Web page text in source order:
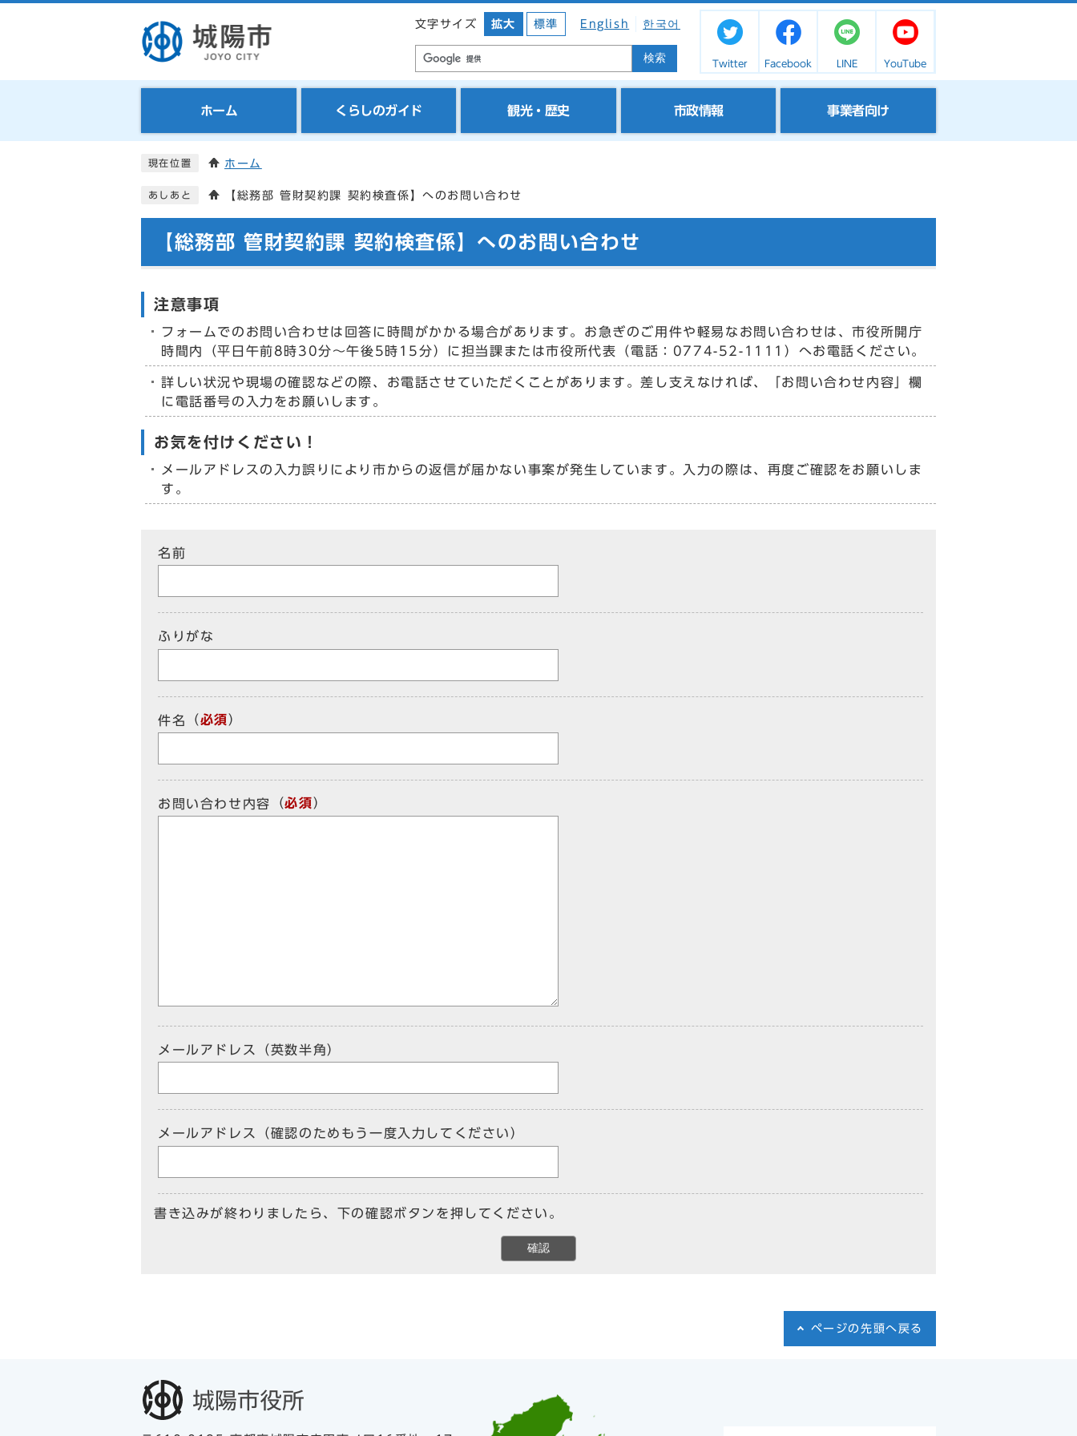
文字サイズ 拡大 標準 English 한국어
検索 Twitter Facebook LINE YouTube
ホーム くらしのガイド 観光・歴史 市政情報 事業者向け
現在位置 ホーム
あしあと 【総務部 管財契約課 契約検査係】へのお問い合わせ
【総務部 管財契約課 契約検査係】へのお問い合わせ
注意事項
フォームでのお問い合わせは回答に時間がかかる場合があります。お急ぎのご用件や軽易なお問い合わせは、市役所開庁
時間内（平日午前8時30分～午後5時15分）に担当課または市役所代表（電話：0774-52-1111）へお電話ください。
詳しい状況や現場の確認などの際、お電話させていただくことがあります。差し支えなければ、「お問い合わせ内容」欄
に電話番号の入力をお願いします。
お気を付けください！
メールアドレスの入力誤りにより市からの返信が届かない事案が発生しています。入力の際は、再度ご確認をお願いしま
す。
名前
ふりがな
件名 （必須）
お問い合わせ内容 （必須）
メールアドレス（英数半角）
メールアドレス（確認のためもう一度入力してください）
書き込みが終わりましたら、下の確認ボタンを押してください。
確認
ページの先頭へ戻る